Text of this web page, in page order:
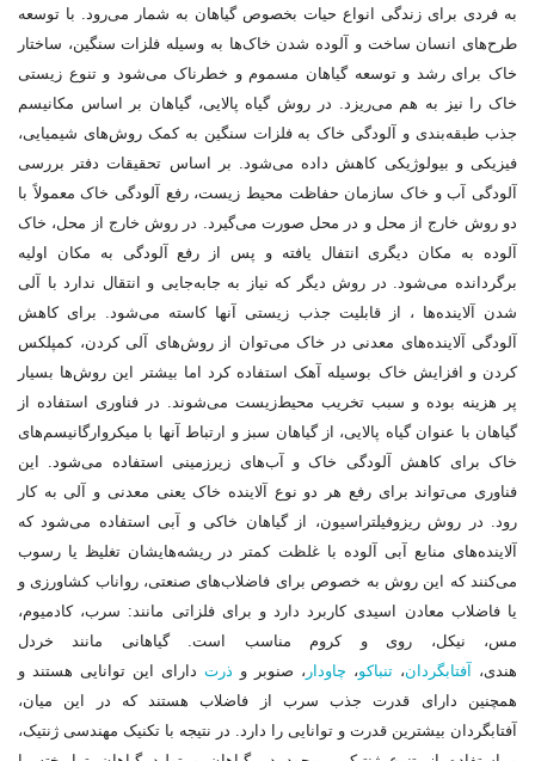
به ‌فردی برای زندگی انواع حیات بخصوص گیاهان به شمار می‌رود. با توسعه
طرح‌های انسان ساخت و آلوده شدن خاک‌ها به وسیله فلزات سنگین، ساختار
خاک برای رشد و توسعه گیاهان مسموم و خطرناک می‌شود و تنوع زیستی
خاک را نیز به هم می‌ریزد. در روش گیاه پالایی، گیاهان بر اساس مکانیسم
جذب طبقه‌بندی و آلودگی خاک به فلزات سنگین به کمک روش‌های شیمیایی،
فیزیکی و بیولوژیکی کاهش داده می‌شود. بر اساس تحقیقات دفتر بررسی
آلودگی آب و خاک سازمان حفاظت محیط زیست، رفع آلودگی خاک معمولاً با
دو روش خارج از محل و در محل صورت می‌گیرد. در روش خارج از محل، خاک
آلوده به مکان دیگری انتفال یافته و پس از رفع آلودگی به مکان اولیه
برگردانده می‌شود. در روش دیگر که نیاز به جابه‌جایی و انتقال ندارد با آلی
شدن آلاینده‌ها ، از قابلیت جذب زیستی آن‎ها کاسته می‌شود. برای کاهش
آلودگی آلاینده‌های معدنی در خاک می‌توان از روش‌های آلی کردن، کمپلکس
کردن و افزایش خاک بوسیله آهک استفاده کرد اما بیشتر این روش‌ها بسیار
پر هزینه بوده و سبب تخریب محیط‌زیست می‌شوند. در فناوری استفاده از
گیاهان با عنوان گیاه پالایی، از گیاهان سبز و ارتباط آن‎ها با میکروارگانیسم‌های
خاک برای کاهش آلودگی خاک و آب‌های زیرزمینی استفاده می‌شود. این
فناوری می‌تواند برای رفع هر دو نوع آلاینده خاک یعنی معدنی و آلی به کار
رود. در روش ریزوفیلتراسیون، از گیاهان خاکی و آبی استفاده می‌شود که
آلاینده‌های منابع آبی آلوده با غلظت کمتر در ریشه‌هایشان تغلیظ یا رسوب
می‌کنند که این روش به خصوص برای فاضلاب‌های صنعتی، رواناب کشاورزی و
یا فاضلاب معادن اسیدی کاربرد دارد و برای فلزاتی مانند: سرب، کادمیوم،
مس، نیکل، روی و کروم مناسب است. گیاهانی مانند خردل
هندی، آفتابگردان، تنباکو، چاودار ، صنوبر و ذرت دارای این توانایی هستند و
همچنین دارای قدرت جذب سرب از فاضلاب هستند که در این میان،
آفتابگردان بیشترین قدرت و توانایی را دارد. در نتیجه با تکنیک مهندسی ژنتیک،